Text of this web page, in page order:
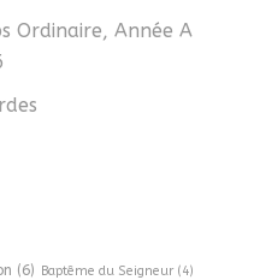
Ordinaire, Année A
(6) Baptême du Seigneur (4)